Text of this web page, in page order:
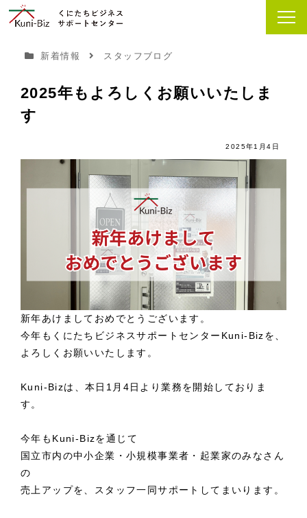
新着情報 スタッフブログ
2025年もよろしくお願いいたしま
す
2025年1月4日
新年あけましておめでとうございます。
今年もくにたちビジネスサポートセンターKuni-Bizを、
よろしくお願いいたします。
Kuni-Bizは、本日1月4日より業務を開始しておりま
す。
今年もKuni-Bizを通じて
国立市内の中小企業・小規模事業者・起業家のみなさん
の
売上アップを、スタッフ一同サポートしてまいります。